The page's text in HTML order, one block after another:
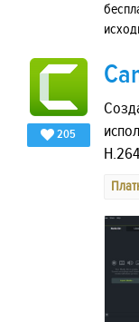
205